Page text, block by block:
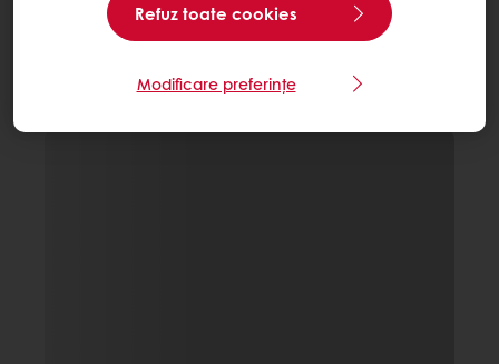
Refuz toate cookies
Modificare preferințe